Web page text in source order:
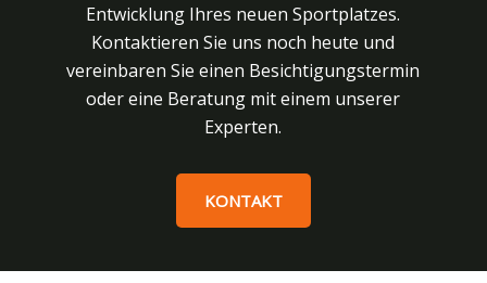
Entwicklung Ihres neuen Sportplatzes.
Kontaktieren Sie uns noch heute und
vereinbaren Sie einen Besichtigungstermin
oder eine Beratung mit einem unserer
Experten.
KONTAKT